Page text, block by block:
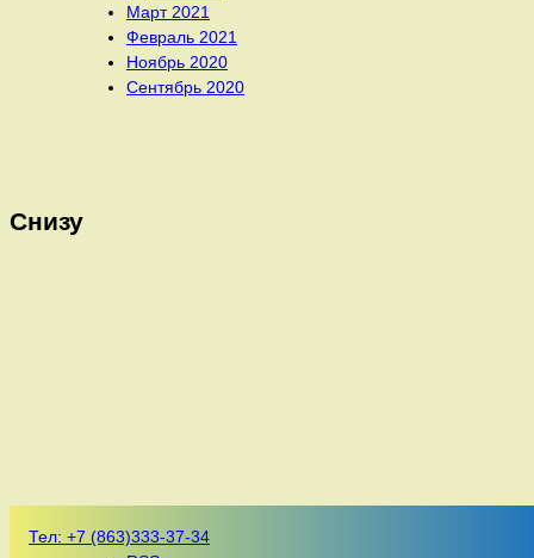
Март 2021
Февраль 2021
Ноябрь 2020
Сентябрь 2020
Снизу
Тел: +7 (863)333-37-34